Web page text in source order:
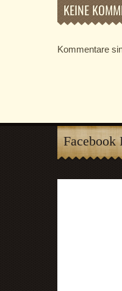
KEINE
Kommentare